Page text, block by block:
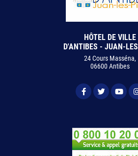
HÔTEL DE VILLE
D'ANTIBES - JUAN-
24 Cours Masséna,
06600 Antibes